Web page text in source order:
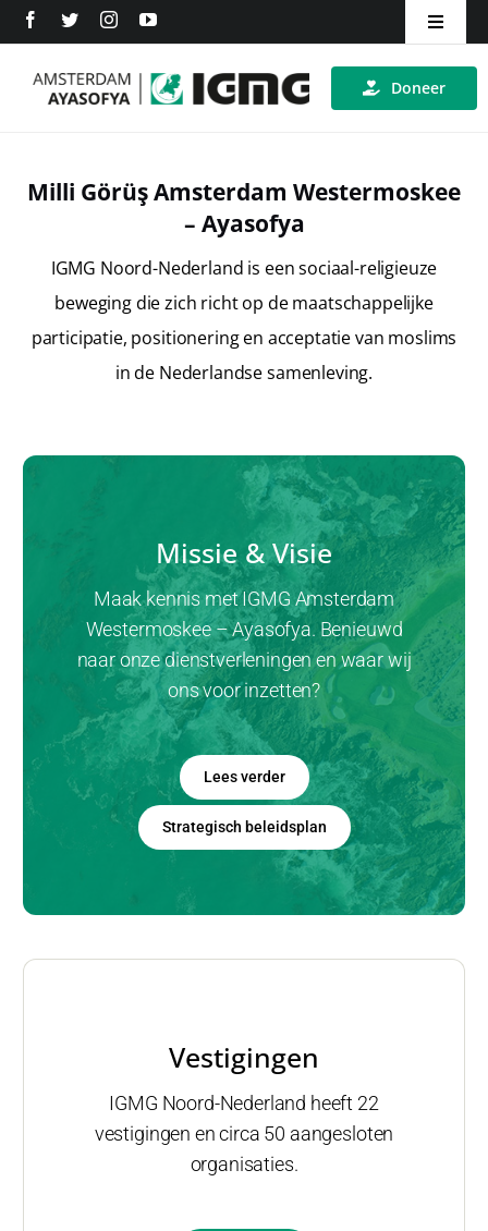
naar
inhoud
Toggle
Home
Inschrijven
Word Lid
Doneer
Milli Görüş Amsterdam Westermoskee
– Ayasofya
IGMG Noord-Nederland is een sociaal-religieuze
beweging die zich richt op de maatschappelijke
participatie, positionering en acceptatie van moslims
in de Nederlandse samenleving.
Missie & Visie
Maak kennis met IGMG Amsterdam
Westermoskee – Ayasofya. Benieuwd
naar onze dienstverleningen en waar wij
ons voor inzetten?
Lees verder
Strategisch beleidsplan
Vestigingen
IGMG Noord-Nederland heeft 22
vestigingen en circa 50 aangesloten
organisaties.